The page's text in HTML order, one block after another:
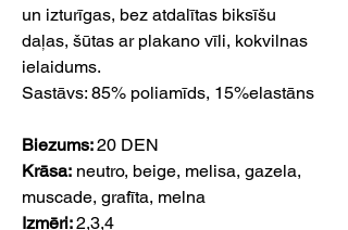
un izturīgas, bez atdalītas biksīšu
daļas, šūtas ar plakano vīli, kokvilnas
ielaidums.
Sastāvs: 85% poliamīds, 15%elastāns
Biezums:20 DEN
Krāsa: neutro, beige, melisa, gazela,
muscade, grafīta, melna
Izmēri:2,3,4